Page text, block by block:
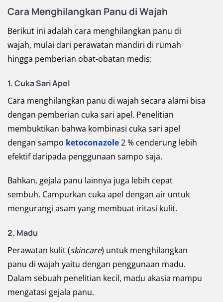
Cara Menghilangkan Panu di Wajah
Berikut ini adalah cara menghilangkan panu di
wajah, mulai dari perawatan mandiri di rumah
hingga pemberian obat-obatan medis:
1. Cuka Sari Apel
Cara menghilangkan panu di wajah secara alami bisa
dengan pemberian cuka sari apel. Penelitian
membuktikan bahwa kombinasi cuka sari apel
dengan sampo ketoconazole2 % cenderung lebih
efektif daripada penggunaan sampo saja.
Bahkan, gejala panu lainnya juga lebih cepat
sembuh. Campurkan cuka apel dengan air untuk
mengurangi asam yang membuat iritasi kulit.
2. Madu
Perawatan kulit (skincare) untuk menghilangkan
panu di wajah yaitu dengan penggunaan madu.
Dalam sebuah penelitian kecil, madu akasia mampu
mengatasi gejala panu.